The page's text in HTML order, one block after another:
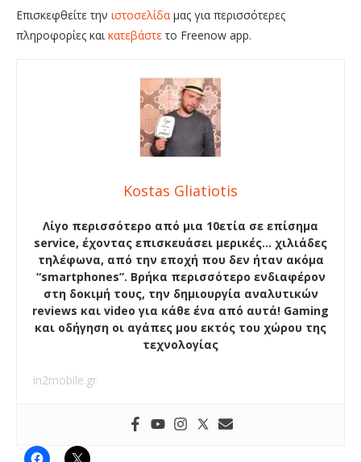
Επισκεφθείτε την ιστοσελίδα μας για περισσότερες
πληροφορίες καικατεβάστε το Freenow app.
Kostas Gliatiotis
Λίγο περισσότερο από μια 10ετία σε επίσημα
service, έχοντας επισκευάσει μερικές… χιλιάδες
τηλέφωνα, από την εποχή που δεν ήταν ακόμα
“smartphones”. Βρήκα περισσότερο ενδιαφέρον
στη δοκιμή τους, την δημιουργία αναλυτικών
reviews και video για κάθε ένα από αυτά! Gaming
και οδήγηση οι αγάπες μου εκτός του χώρου της
τεχνολογίας
in2mobile.gr